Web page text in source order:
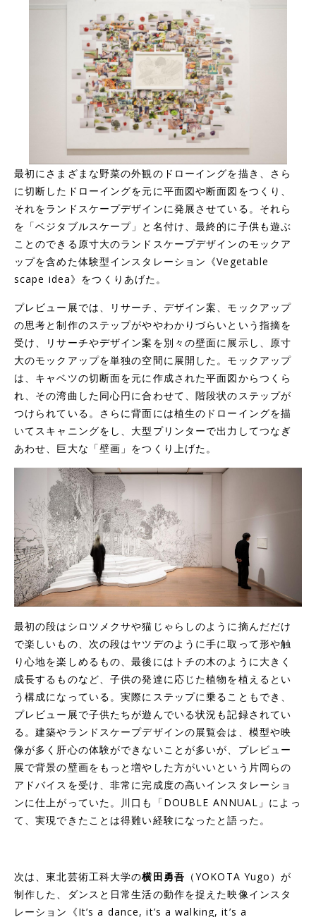
最初にさまざまな野菜の外観のドローイングを描き、さら
に切断したドローイングを元に平面図や断面図をつくり、
それをランドスケープデザインに発展させている。それら
を「ベジタブルスケープ」と名付け、最終的に子供も遊ぶ
ことのできる原寸大のランドスケープデザインのモックア
ップを含めた体験型インスタレーション《Vegetable
scape idea》をつくりあげた。
プレビュー展では、リサーチ、デザイン案、モックアップ
の思考と制作のステップがややわかりづらいという指摘を
受け、リサーチやデザイン案を別々の壁面に展示し、原寸
大のモックアップを単独の空間に展開した。モックアップ
は、キャベツの切断面を元に作成された平面図からつくら
れ、その湾曲した同心円に合わせて、階段状のステップが
つけられている。さらに背面には植生のドローイングを描
いてスキャニングをし、大型プリンターで出力してつなぎ
あわせ、巨大な「壁画」をつくり上げた。
最初の段はシロツメクサや猫じゃらしのように摘んだだけ
で楽しいもの、次の段はヤツデのように手に取って形や触
り心地を楽しめるもの、最後にはトチの木のように大きく
成長するものなど、子供の発達に応じた植物を植えるとい
う構成になっている。実際にステップに乗ることもでき、
プレビュー展で子供たちが遊んでいる状況も記録されてい
る。建築やランドスケープデザインの展覧会は、模型や映
像が多く肝心の体験ができないことが多いが、プレビュー
展で背景の壁画をもっと増やした方がいいという片岡らの
アドバイスを受け、非常に完成度の高いインスタレーショ
ンに仕上がっていた。川口も「DOUBLE ANNUAL」によっ
て、実現できたことは得難い経験になったと語った。
次は、東北芸術工科大学の横田勇吾 （YOKOTA Yugo）が
制作した、ダンスと日常生活の動作を捉えた映像インスタ
レーション《It’s a dance, it’s a walking, it’s a